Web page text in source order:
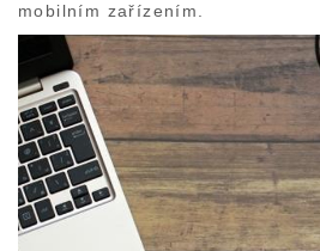
mobilním zařízením.